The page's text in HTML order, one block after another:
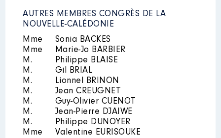
AUTRES MEMBRES CONGRÈS DE LA
NOUVELLE-CALÉDONIE
Mme
Sonia BACKES
Mme
Marie-Jo BARBIER
M.
Philippe BLAISE
M.
Gil BRIAL
M.
Lionnel BRINON
M.
Jean CREUGNET
M.
Guy-Olivier CUENOT
M.
Jean-Pierre DJAIWE
M.
Philippe DUNOYER
Mme
Valentine EURISOUKE